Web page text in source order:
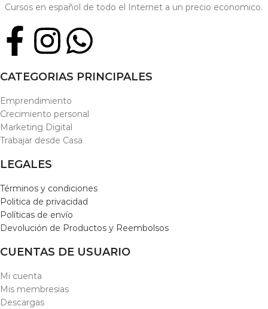
Cursos en español de todo el Internet a un precio economico.
CATEGORIAS PRINCIPALES
Emprendimiento
Crecimiento personal
Marketing Digital
Trabajar desde Casa
LEGALES
Términos y condiciones
Politica de privacidad
Políticas de envío
Devolución de Productos y Reembolsos
CUENTAS DE USUARIO
Mi cuenta
Mis membresias
Descargas